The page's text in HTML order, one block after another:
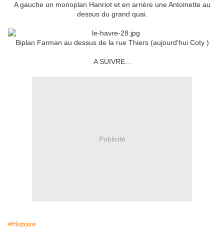
A gauche un monoplan Hanriot et en arrière une Antoinette au
dessus du grand quai.
Biplan Farman au dessus de la rue Thiers (aujourd'hui Coty )
A SUIVRE...
Publicité
#Histoire